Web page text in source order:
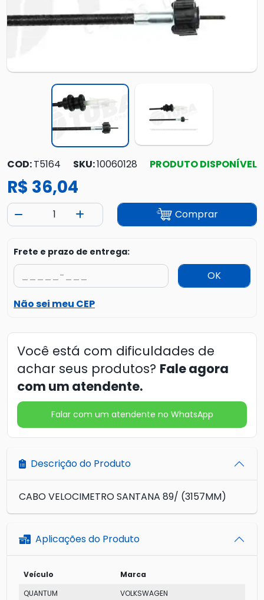
COD:T5164 SKU:10060128 PRODUTO DISPONÍVEL
R$ 36,04
Comprar
Frete e prazo de entrega:
OK
Não sei meu CEP
Você está com dificuldades de
achar seus produtos? Fale agora
com um atendente.
Falar com um atendente no WhatsApp
Descrição do Produto
CABO VELOCIMETRO SANTANA 89/ (3157MM)
Aplicações do Produto
Veículo Marca
QUANTUM
VOLKSWAGEN